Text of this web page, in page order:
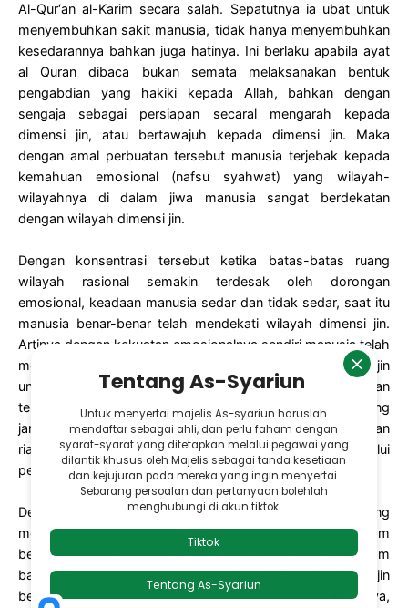
Al-Qur‘an al-Karim secara salah. Sepatutnya ia ubat untuk
menyembuhkan sakit manusia, tidak hanya menyembuhkan
kesedarannya bahkan juga hatinya. Ini berlaku apabila ayat
al Quran dibaca bukan semata melaksanakan bentuk
pengabdian yang hakiki kepada Allah, bahkan dengan
sengaja sebagai persiapan secaral mengarah kepada
dimensi jin, atau bertawajuh kepada dimensi jin. Maka
dengan amal perbuatan tersebut manusia terjebak kepada
kemahuan emosional (nafsu syahwat) yang wilayah-
wilayahnya di dalam jiwa manusia sangat berdekatan
dengan wilayah dimensi jin.
Dengan konsentrasi tersebut ketika batas-batas ruang
wilayah rasional semakin terdesak oleh dorongan
emosional, keadaan manusia sedar dan tidak sedar, saat itu
manusia benar-benar telah mendekati wilayah dimensi jin.
Artinya dengan kekuatan emosionalnya sendiri manusia telah
membuka benteng pertahanan rasionalnya mengundang jin
untuk menguasai jiwa raganya melalui wilayah kesedaran
tersebut. Ini adalah urusan yang samar dan halus yang
jarang difahami kecuali orang yang ahli mujahadah dan
riadah di jalan Allah atau juga disebut orang yang melalui
perjalanan kerohanian.
Dengan pengembaraan ruhaniyah itu bererti manusia sedang
mengadakan perjalanan keluar masuk antara dua alam
berbeza dalam jiwanya sendiri, iaitu alam lahir dan alam
batin. Sempadan antara dua alam itulah kedudukan alam jin
berada. Oleh karena itu, tanpa bimbingan mursyid ahlinya,